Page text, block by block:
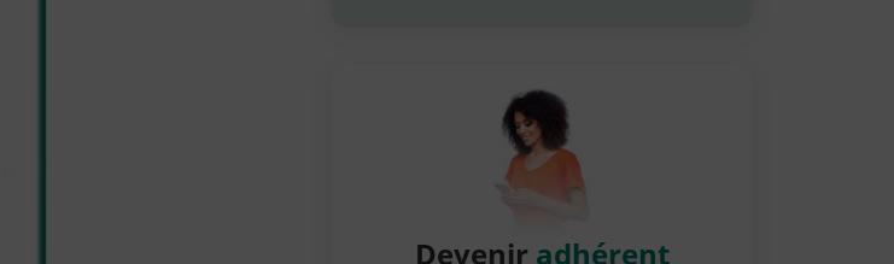
Devenir adhérent